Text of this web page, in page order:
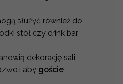
służyć również do
stół czy drink bar.
dekorację sali
aby goście